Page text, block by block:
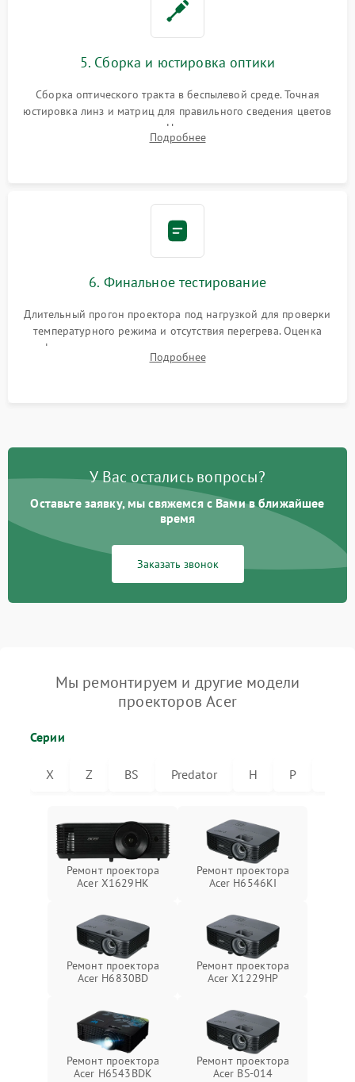
5. Сборка и юстировка оптики
Сборка оптического тракта в беспылевой среде. Точная
юстировка линз и матриц для правильного сведения цветов
и устранения размытия. Надежное подключение всех
шлейфов, установка датчиков и закрытие корпуса
Подробнее
6. Финальное тестирование
Длительный прогон проектора под нагрузкой для проверки
температурного режима и отсутствия перегрева. Оценка
фокуса, контрастности и цветопередачи на тестовых
таблицах. Проверка работы всех видеовходов и кнопок
Подробнее
У Вас остались вопросы?
Оставьте заявку, мы свяжемся с Вами в ближайшее
время
Заказать звонок
Мы ремонтируем и другие модели
проекторов Acer
Серии
X Z BS Predator H P
Ремонт проектора
Acer X1629HK
Ремонт проектора
Acer H6546KI
Ремонт проектора
Acer H6830BD
Ремонт проектора
Acer X1229HP
Ремонт проектора
Acer H6543BDK
Ремонт проектора
Acer BS-014